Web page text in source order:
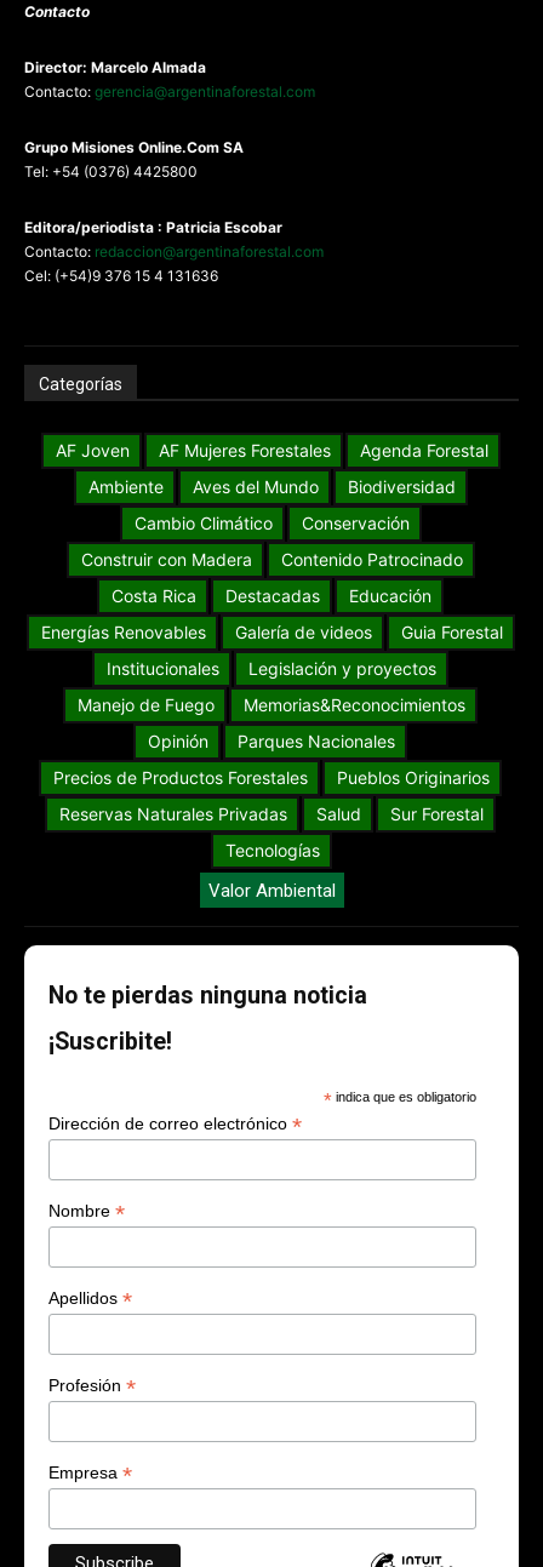
Contacto
Director: Marcelo Almada
Contacto: gerencia@argentinaforestal.com
Grupo Misiones Online.Com SA
Tel: +54 (0376) 4425800
Editora/periodista : Patricia Escobar
Contacto: redaccion@argentinaforestal.com
Cel: (+54)9 376 15 4 131636
Categorías
AF Joven AF Mujeres Forestales
Agenda Forestal
Ambiente
Aves del Mundo
Biodiversidad
Cambio Climático
Conservación
Construir con Madera
Contenido Patrocinado
Costa Rica
Destacadas
Educación
Energías Renovables
Galería de videos
Guia Forestal
Institucionales
Legislación y proyectos
Manejo de Fuego
Memorias&Reconocimientos
Opinión
Parques Nacionales
Precios de Productos Forestales
Pueblos Originarios
Reservas Naturales Privadas
Salud
Sur Forestal
Tecnologías
Valor Ambiental
No te pierdas ninguna noticia
¡Suscribite!
* indica que es obligatorio
Dirección de correo electrónico *
Nombre *
Apellidos *
Profesión *
Empresa *